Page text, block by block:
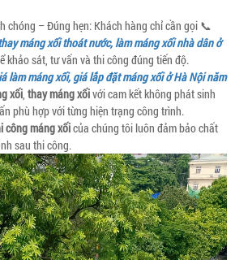
chóng – Đúng hẹn: Khách hàng chỉ cần gọi 📞
máng xối thoát nước, làm máng xối nhà dân ở
khảo sát, tư vấn và thi công đúng tiến độ.
làm máng xối, giá lắp đặt máng xối ở Hà Nội năm
xối, thay máng xốivới cam kết không phát sinh
phù hợp với từng hiện trạng công trình.
công máng xốicủa chúng tôi luôn đảm bảo chất
sau thi công.